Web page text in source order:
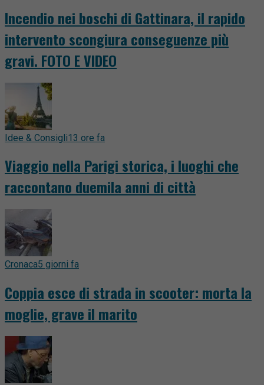
Incendio nei boschi di Gattinara, il rapido
intervento scongiura conseguenze più
gravi. FOTO E VIDEO
Idee & Consigli13 ore fa
Viaggio nella Parigi storica, i luoghi che
raccontano duemila anni di città
Cronaca5 giorni fa
Coppia esce di strada in scooter: morta la
moglie, grave il marito